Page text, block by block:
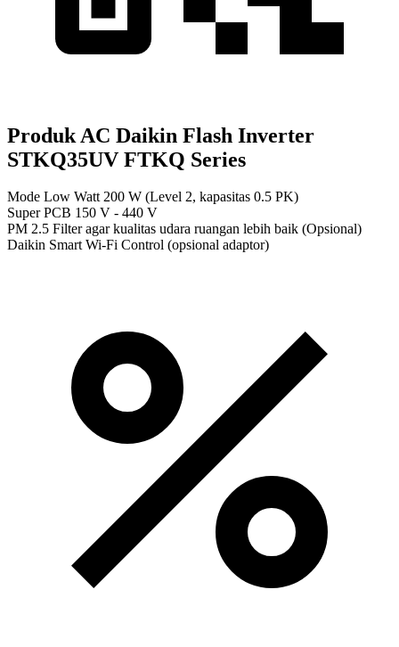
Produk AC Daikin Flash Inverter
STKQ35UV FTKQ Series
Mode Low Watt 200 W (Level 2, kapasitas 0.5 PK)
Super PCB 150 V - 440 V
PM 2.5 Filter agar kualitas udara ruangan lebih baik (Opsional)
Daikin Smart Wi-Fi Control (opsional adaptor)